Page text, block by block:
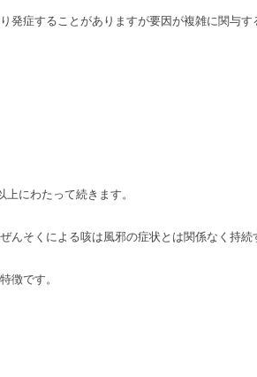
発症することがありますが要因が複雑に関与
にわたって続きます。
そくによる咳は風邪の症状とは関係なく持続
徴です。